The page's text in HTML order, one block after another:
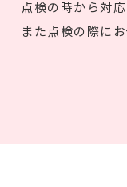
点検の時から対
また点検の際に